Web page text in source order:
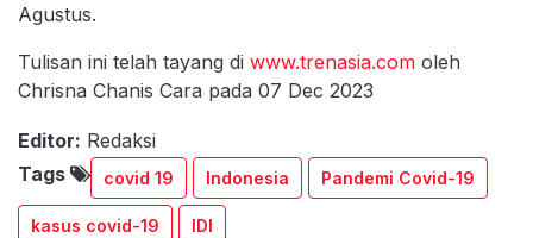
Agustus.
Tulisan ini telah tayang di www.trenasia.com oleh
Chrisna Chanis Cara pada 07 Dec 2023
Editor: Redaksi
Tags
covid 19 Indonesia Pandemi Covid-19
kasus covid-19 IDI